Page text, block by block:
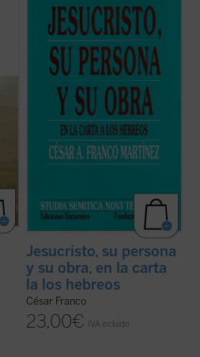
Se ha dicho de la carta a los Hebreos que
es uno de los escritos más revolucionarios
del Nuevo Testamento. Su autor se atreve
a presentar a Jesús, frente a toda
apariencia en contra, como el Sumo
Sacerdote definitivo de los bienes eternos.
(ver ficha)
Jesucristo, su persona
y su obra, en la carta
la los hebreos
César Franco
23,00€ IVA incluido